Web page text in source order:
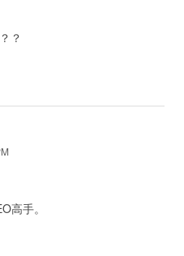
？
高手。